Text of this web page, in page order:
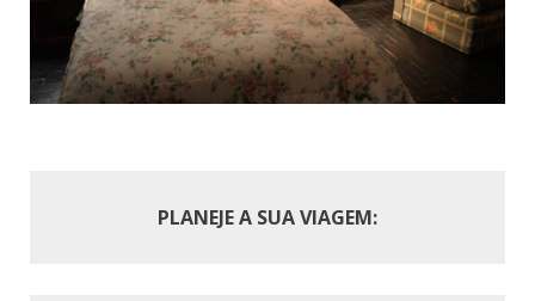
PLANEJE A SUA VIAGEM: